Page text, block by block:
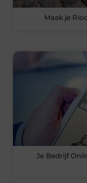
Maak je
Je Bedrijf